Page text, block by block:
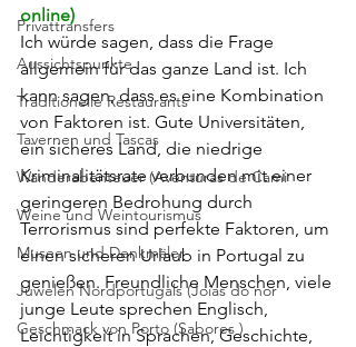
Privattransfers
Aussichtspunkte
Traditionelle Restaurants
Tavernen und Tascas
Wanderabenteuer (Aventuras de Cami
Weine und Weintourismus
Museen und Denkmäler
Juwelen Nordportugals (Joias do nor
Geschmack von Porto (Sabores )
online)
Ich würde sagen, dass die Frage
allgemein für das ganze Land ist. Ich
kann sagen, dass es eine Kombination
von Faktoren ist. Gute Universitäten,
ein sicheres Land, die niedrige
Kriminalitätsrate verbunden mit einer
geringeren Bedrohung durch
Terrorismus sind perfekte Faktoren, um
einen sicheren Urlaub in Portugal zu
genießen. Freundliche Menschen, viele
junge Leute sprechen Englisch,
Leichtigkeit in Sprachen, Geschichte,